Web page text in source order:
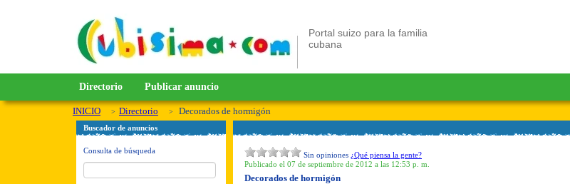
Portal suizo para la familia
cubana
Directorio Publicar anuncio
INICIO Directorio Decorados de hormigón
Buscador de anuncios
Consulta de búsqueda Sin opiniones ¿Qué piensa la gente?
Publicado el 07 de septiembre de 2012 a las 12:53 p. m.
Decorados de hormigón